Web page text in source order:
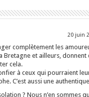
20 juin
complètement les
et ailleurs, donnent
cela.
à ceux qui pourraient
C’est aussi une
? Nous n’en sommes